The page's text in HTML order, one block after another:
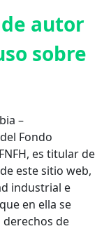
autor
sobre
–
Fondo
es titular de
este sitio web,
industrial e
en ella se
derechos de